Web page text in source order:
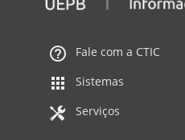
Fale com a CTIC
Sistemas
Serviços